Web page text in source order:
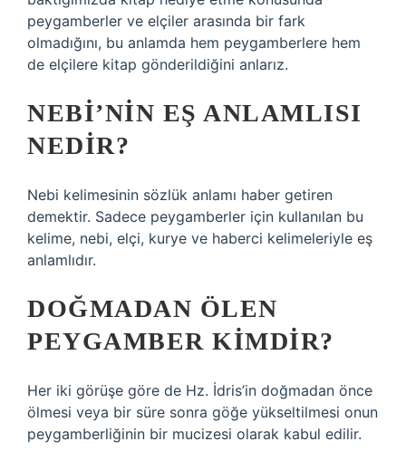
peygamberler ve elçiler arasında bir fark
olmadığını, bu anlamda hem peygamberlere hem
de elçilere kitap gönderildiğini anlarız.
NEBI’NIN EŞ ANLAMLISI
NEDIR?
Nebi kelimesinin sözlük anlamı haber getiren
demektir. Sadece peygamberler için kullanılan bu
kelime, nebi, elçi, kurye ve haberci kelimeleriyle eş
anlamlıdır.
DOĞMADAN ÖLEN
PEYGAMBER KIMDIR?
Her iki görüşe göre de Hz. İdris’in doğmadan önce
ölmesi veya bir süre sonra göğe yükseltilmesi onun
peygamberliğinin bir mucizesi olarak kabul edilir.